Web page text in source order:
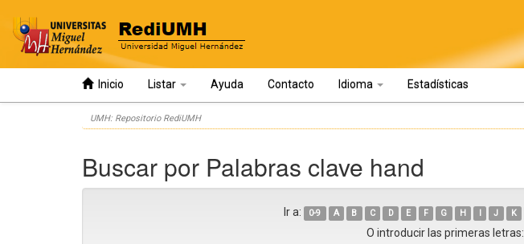
Inicio Listar Ayuda Contacto Idioma Estadísticas
UMH: Repositorio RediUMH
Buscar por Palabras clave hand
Ir a: 0-9 A B C D E F G H I J K
O introducir las primeras letras: